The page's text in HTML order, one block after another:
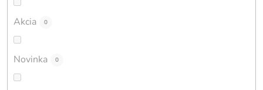
Akcia 0
Novinka 0